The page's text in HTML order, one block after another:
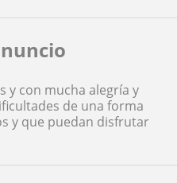
y con mucha alegría y
de una forma
y que puedan disfrutar